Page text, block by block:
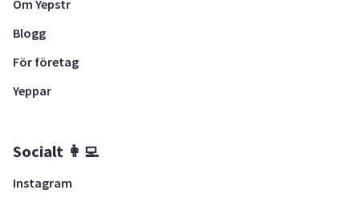
Om Yepstr
Blogg
För företag
Yeppar
Socialt 👩‍💻
Instagram